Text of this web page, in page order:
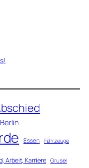
Berlin
Essen Fahrzeuge
Arbeit, Karriere Grusel